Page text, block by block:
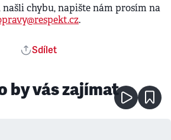
našli chybu, napište nám prosím na
.
Sdílet
by vás zajímat